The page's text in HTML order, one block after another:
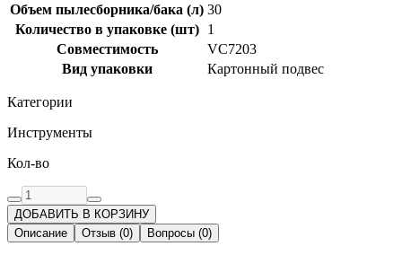
Объем пылесборника/бака (л) 30
Количество в упаковке (шт)
1
Совместимость
VC7203
Вид упаковки
Картонный подвес
Категории
Инструменты
Кол-во
ДОБАВИТЬ В КОРЗИНУ
Описание
Отзыв (0) Вопросы (0)